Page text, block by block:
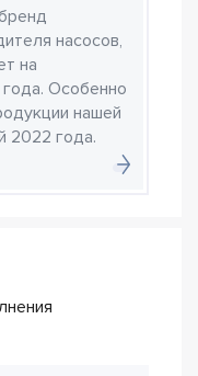
насосов,
на
Особенно
нашей
2022 года.